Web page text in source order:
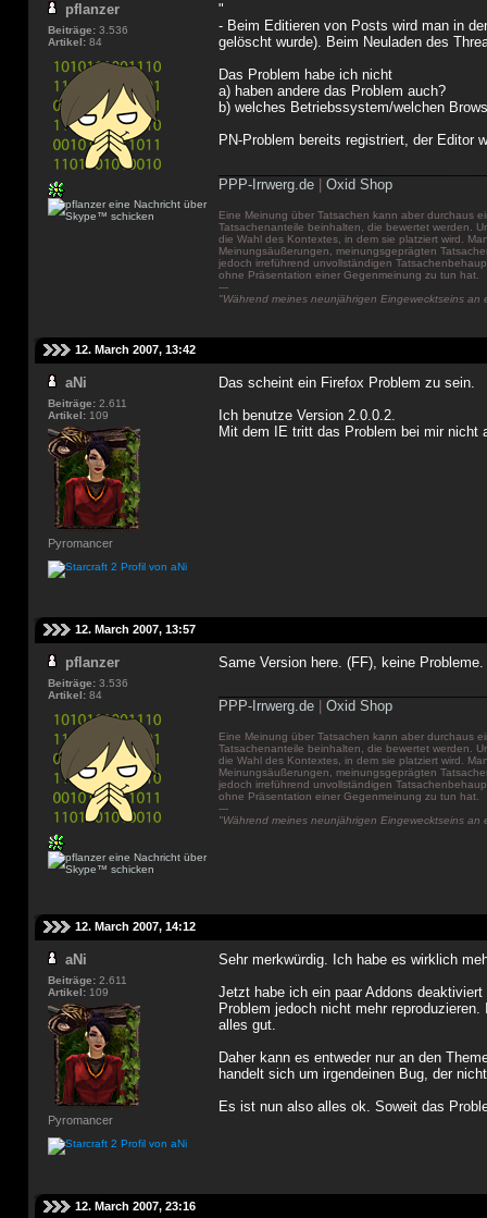
pflanzer
Beiträge: 3.536
Artikel: 84
"
- Beim Editieren von Posts wird man in
gelöscht wurde). Beim Neuladen des
Das Problem habe ich nicht
a) haben andere das Problem auch?
b) welches Betriebssystem/welchen
PN-Problem bereits registriert, der Editor
PPP-Irrwerg.de
Oxid Shop
Eine Meinung über Tatsachen kann aber durchaus
Tatsachenanteile beinhalten, die bewertet werden.
die Wahl des Kontextes, in dem sie platziert wird.
Meinungsäußerungen, meinungsgeprägten
jedoch irreführend unvollständigen
ohne Präsentation einer Gegenmeinung zu tun hat.
---
"Während meines neunjährigen Eingewecktseins
12. March 2007, 13:42
aNi
Beiträge: 2.611
Artikel: 109
Pyromancer
Das scheint ein Firefox Problem zu sein.
Ich benutze Version 2.0.0.2.
Mit dem IE tritt das Problem bei mir nicht
12. March 2007, 13:57
pflanzer
Beiträge: 3.536
Artikel: 84
Same Version here. (FF), keine Probleme.
PPP-Irrwerg.de
Oxid Shop
Eine Meinung über Tatsachen kann aber durchaus
Tatsachenanteile beinhalten, die bewertet werden.
die Wahl des Kontextes, in dem sie platziert wird.
Meinungsäußerungen, meinungsgeprägten
jedoch irreführend unvollständigen
ohne Präsentation einer Gegenmeinung zu tun hat.
---
"Während meines neunjährigen Eingewecktseins
12. March 2007, 14:12
aNi
Beiträge: 2.611
Artikel: 109
Pyromancer
Sehr merkwürdig. Ich habe es wirklich
Jetzt habe ich ein paar Addons
Problem jedoch nicht mehr
alles gut.
Daher kann es entweder nur an den
handelt sich um irgendeinen Bug, der
Es ist nun also alles ok. Soweit das
12. March 2007, 23:16